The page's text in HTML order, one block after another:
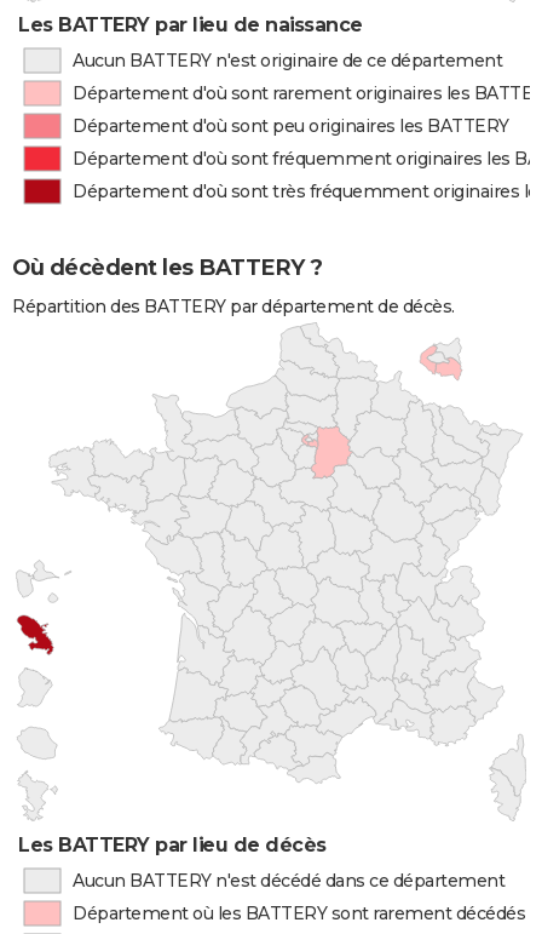
Les BATTERY par lieu de naissance
Aucun BATTERY n'est originaire de ce département
Département d'où sont rarement originaires les
Département d'où sont peu originaires les BATTERY
Département d'où sont fréquemment originaires les
Département d'où sont très fréquemment originaires
Où décèdent les BATTERY ?
Répartition des BATTERY par département de décès.
Les BATTERY par lieu de décès
Aucun BATTERY n'est décédé dans ce département
Département où les BATTERY sont rarement décédés